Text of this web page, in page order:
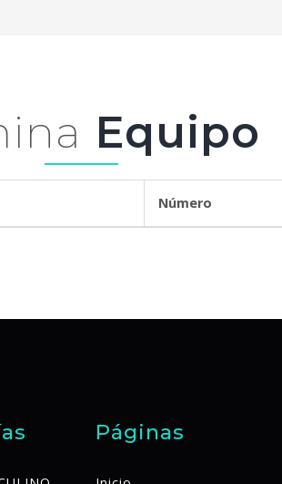
Equipo
Número
Páginas